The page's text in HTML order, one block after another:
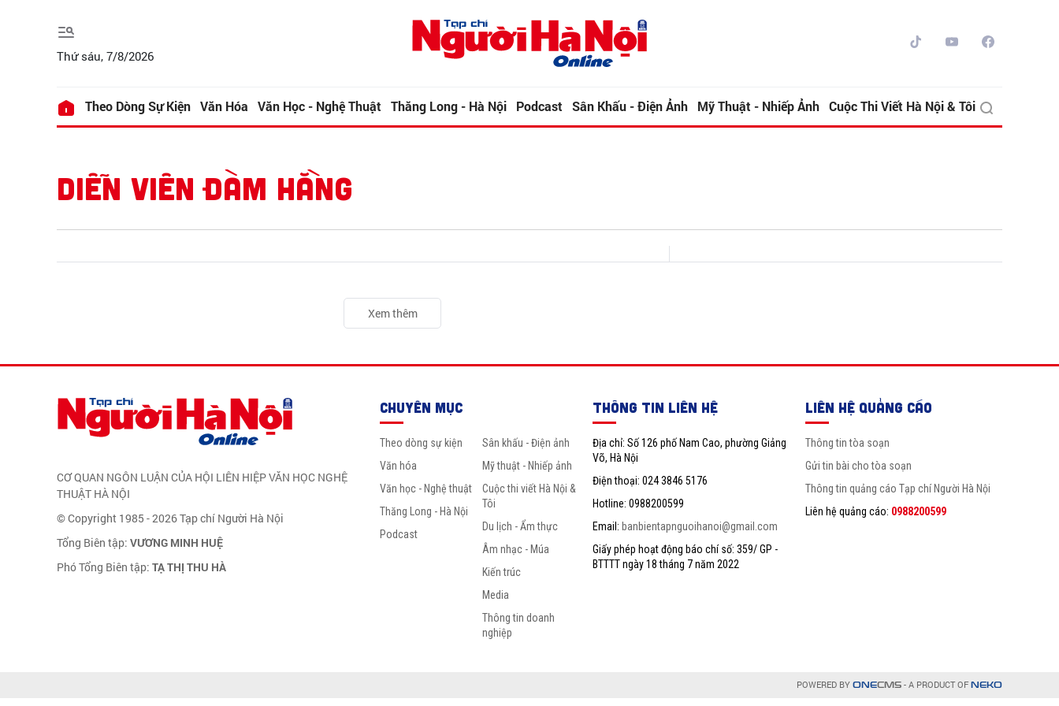
Thứ sáu, 7/8/2026
Theo Dòng Sự Kiện Văn Hóa Văn Học - Nghệ Thuật Thăng Long - Hà Nội Podcast Sân Khấu - Điện Ảnh Mỹ Thuật - Nhiếp Ảnh Cuộc Thi Viết Hà Nội & Tôi
DIỄN VIÊN ĐÀM HẰNG
Xem thêm
CƠ QUAN NGÔN LUẬN CỦA HỘI LIÊN HIỆP VĂN HỌC NGHỆ
THUẬT HÀ NỘI
© Copyright 1985 - 2026 Tạp chí Người Hà Nội
Tổng Biên tập: VƯƠNG MINH HUỆ
Phó Tổng Biên tập: TẠ THỊ THU HÀ
CHUYÊN MỤC
Theo dòng sự kiện
Văn hóa
Văn học - Nghệ thuật
Thăng Long - Hà Nội
Podcast
Sân khấu - Điện ảnh
Mỹ thuật - Nhiếp ảnh
Cuộc thi viết Hà Nội &
Tôi
Du lịch - Ẩm thực
Âm nhạc - Múa
Kiến trúc
Media
Thông tin doanh
nghiệp
THÔNG TIN LIÊN HỆ
Địa chỉ: Số 126 phố Nam Cao, phường Giảng
Võ, Hà Nội
Điện thoại: 024 3846 5176
Hotline: 0988200599
Email: banbientapnguoihanoi@gmail.com
Giấy phép hoạt động báo chí số: 359/ GP -
BTTTT ngày 18 tháng 7 năm 2022
LIÊN HỆ QUẢNG CÁO
Thông tin tòa soạn
Gửi tin bài cho tòa soạn
Thông tin quảng cáo Tạp chí Người Hà Nội
Liên hệ quảng cáo: 0988200599
POWERED BY ONECMS - A PRODUCT OF NEKO